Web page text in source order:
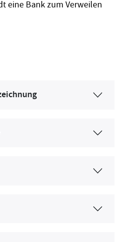
eine Bank zum Verweilen